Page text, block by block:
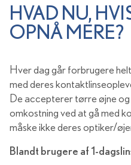
HVAD NU,
OPNÅ MERE?
Hver dag går forbrugere
med deres
De accepterer tørre øjne og
omkostning ved at gå med
måske ikke deres optiker/
Blandt brugere af 1-